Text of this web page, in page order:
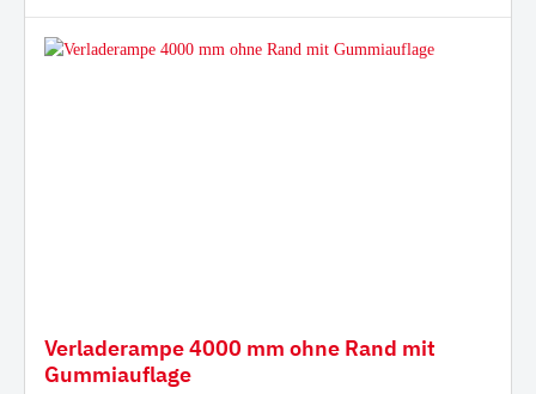
Verladerampe 4000 mm ohne Rand mit
Gummiauflage